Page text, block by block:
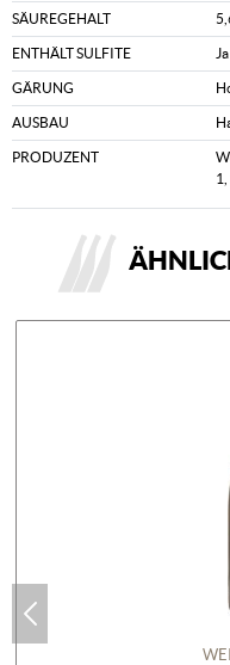
SÄUREGEHALT
ENTHÄLT SULFITE Ja
GÄRUNG
AUSBAU
PRODUZENT